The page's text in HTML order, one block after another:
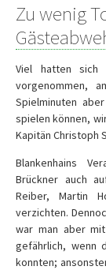
Zu wenig
Viel hatten sich
vorgenommen,
Spielminuten
spielen können,
Kapitän Christoph
Blankenhains
Brückner auch
Reiber, Martin
verzichten.
war man aber
gefährlich, wenn
konnten;